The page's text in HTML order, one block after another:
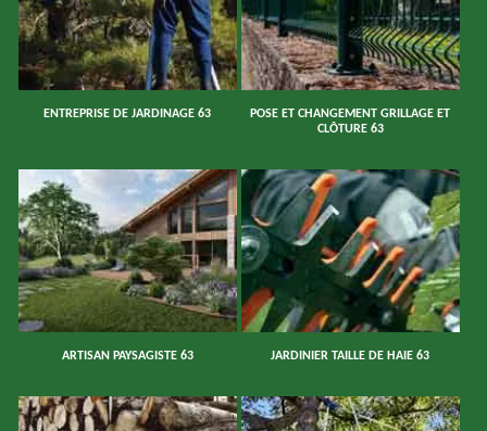
ENTREPRISE DE JARDINAGE 63
POSE ET CHANGEMENT GRILLAGE ET
CLÔTURE 63
ARTISAN PAYSAGISTE 63 JARDINIER TAILLE DE HAIE 63